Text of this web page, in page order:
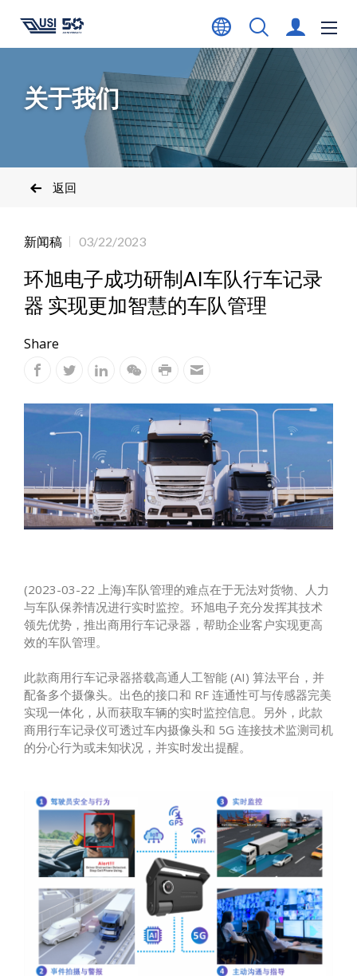
关于我们
返回
新闻稿 03/22/2023
环旭电子成功研制AI车队行车记录
器 实现更加智慧的车队管理
Share
(2023-03-22 上海)车队管理的难点在于无法对货物、人力
与车队保养情况进行实时监控。环旭电子充分发挥其技术
领先优势，推出商用行车记录器，帮助企业客户实现更高
效的车队管理。
此款商用行车记录器搭载高通人工智能 (AI) 算法平台，并
配备多个摄像头。出色的接口和 RF 连通性可与传感器完美
实现一体化，从而获取车辆的实时监控信息。另外，此款
商用行车记录仪可透过车内摄像头和 5G 连接技术监测司机
的分心行为或未知状况，并实时发出提醒。